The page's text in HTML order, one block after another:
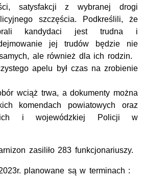
satysfakcji z wybranej drogi
szczęścia. Podkreślili, że
kandydaci jest trudna i
jej trudów będzie nie
ale również dla ich rodzin.
apelu był czas na zrobienie
wciąż trwa, a dokumenty można
komendach powiatowych oraz
i wojewódzkiej Policji w
zasiliło 283 funkcjonariuszy.
planowane są w terminach :